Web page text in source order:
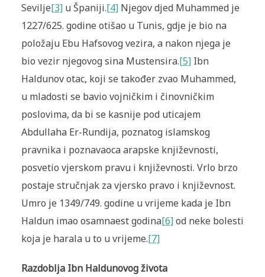
Sevilje[3]u Španiji.[4]Njegov djed Muhammed je
1227/625. godine otišao u Tunis, gdje je bio na
položaju Ebu Hafsovog vezira, a nakon njega je
bio vezir njegovog sina Mustensira.[5]Ibn
Haldunov otac, koji se također zvao Muhammed,
u mladosti se bavio vojničkim i činovničkim
poslovima, da bi se kasnije pod uticajem
Abdullaha Er-Rundija, poznatog islamskog
pravnika i poznavaoca arapske književnosti,
posvetio vjerskom pravu i književnosti. Vrlo brzo
postaje stručnjak za vjersko pravo i književnost.
Umro je 1349/749. godine u vrijeme kada je Ibn
Haldun imao osamnaest godina[6]od neke bolesti
koja je harala u to u vrijeme.[7]
Razdoblja Ibn Haldunovog života